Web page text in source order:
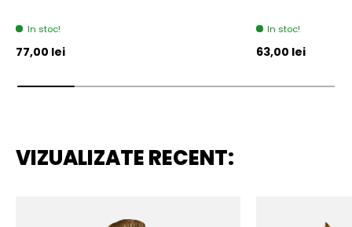
In stoc!
Pret initial
77,00 lei
In stoc!
Pret initial
63,00 lei
VIZUALIZATE RECENT: